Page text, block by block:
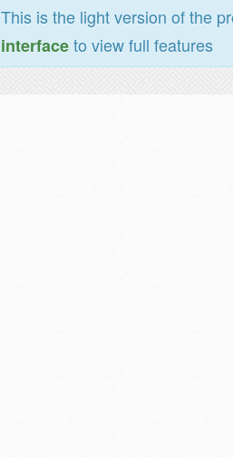
This is the light version of the
interfaceto view full features